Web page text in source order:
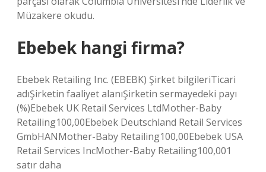
Müzakere okudu.
Ebebek hangi firma?
Ebebek Retailing Inc. (EBEBK) Şirket bilgileriTicari
adıŞirketin faaliyet alanıŞirketin sermayedeki payı
(%)Ebebek UK Retail Services LtdMother-Baby
Retailing100,00Ebebek Deutschland Retail Services
GmbHANMother-Baby Retailing100,00Ebebek USA
Retail Services IncMother-Baby Retailing100,001
satır daha